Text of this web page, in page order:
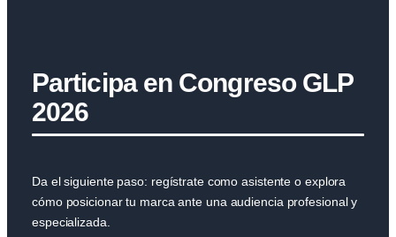
Participa en Congreso GLP
2026
Da el siguiente paso: regístrate como asistente o explora
cómo posicionar tu marca ante una audiencia profesional y
especializada.